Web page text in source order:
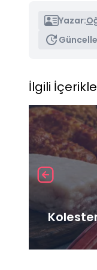
Yazar:
İlgili